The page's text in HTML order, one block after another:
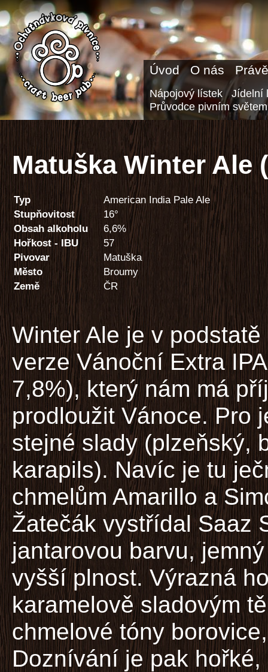
Úvod O nás
Nápojový lístek
Jídelní
Průvodce pivním světem
Matuška Winter Ale
Typ
American India Pale Ale
Stupňovitost
16°
Obsah alkoholu
6,6%
Hořkost - IBU
57
Pivovar
Matuška
Město
Broumy
Země
ČR
Winter Ale je v
verze Vánoční Extra
7,8%), který nám má
prodloužit Vánoce. Pro
stejné slady (plzeňský,
karapils). Navíc je tu
chmelům Amarillo a
Žatečák vystřídal Saaz
jantarovou barvu,
vyšší plnost. Výrazná
karamelově sladovým
chmelové tóny
Doznívání je pak